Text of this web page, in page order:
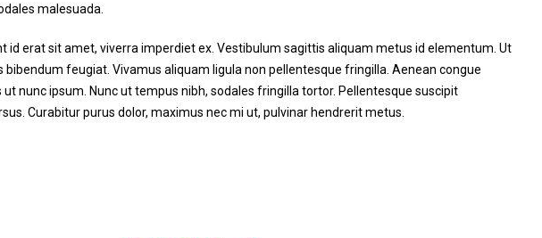
malesuada.
id erat sit amet, viverra imperdiet ex. Vestibulum sagittis aliquam metus id elementum. Ut
bibendum feugiat. Vivamus aliquam ligula non pellentesque fringilla. Aenean congue
ut nunc ipsum. Nunc ut tempus nibh, sodales fringilla tortor. Pellentesque suscipit
Curabitur purus dolor, maximus nec mi ut, pulvinar hendrerit metus.